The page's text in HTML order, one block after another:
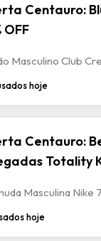
Centauro:
OFF
Masculino Club
hoje
Centauro:
Totality
Masculina Nike
hoje